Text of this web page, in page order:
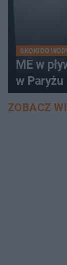
SKOKI DO
ME w
w Paryżu
ZOBACZ